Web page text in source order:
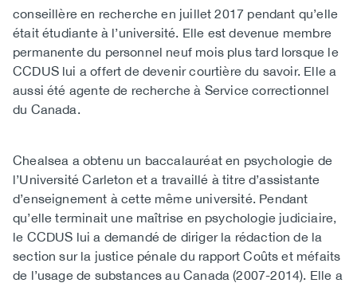
conseillère en recherche en juillet 2017 pendant qu’elle
était étudiante à l’université. Elle est devenue membre
permanente du personnel neuf mois plus tard lorsque le
CCDUS lui a offert de devenir courtière du savoir. Elle a
aussi été agente de recherche à Service correctionnel
du Canada.
Chealsea a obtenu un baccalauréat en psychologie de
l’Université Carleton et a travaillé à titre d’assistante
d’enseignement à cette même université. Pendant
qu’elle terminait une maîtrise en psychologie judiciaire,
le CCDUS lui a demandé de diriger la rédaction de la
section sur la justice pénale du rapport Coûts et méfaits
de l’usage de substances au Canada (2007-2014). Elle a